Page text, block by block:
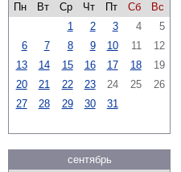
Пн
Вт Ср Чт Пт Сб
Вс
1
2 3 4
5
6
7 8 9 10 11
12
13
14 15 16 17 18
19
20
21 22 23 24 25
26
27
28 29 30 31
сентябрь